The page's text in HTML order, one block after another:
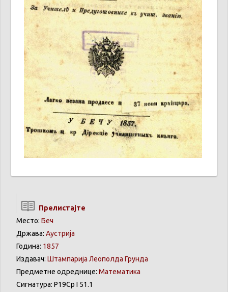
Прелистајте
Место: Беч
Држава: Аустрија
Година: 1857
Издавач: Штампарија Леополда Грунда
Предметне одреднице: Математика
Сигнатура: Р19Ср I 51.1